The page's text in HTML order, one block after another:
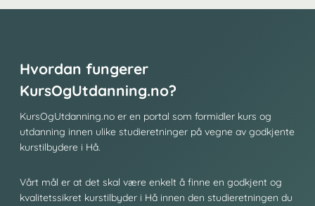
Hvordan fungerer
KursOgUtdanning.no?
KursOgUtdanning.no er en portal som formidler kurs og
utdanning innen ulike studieretninger på vegne av godkjente
kurstilbydere i Hå.
Vårt mål er at det skal være enkelt å finne en godkjent og
kvalitetssikret kurstilbyder i Hå innen den studieretningen du